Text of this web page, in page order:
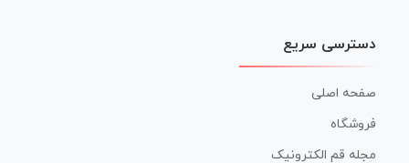
دسترسی سریع
صفحه اصلی
فروشگاه
مجله قم الکترونیک